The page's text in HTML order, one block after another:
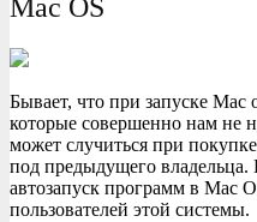
Mac OS
Бывает, что при запуске
которые совершенно нам не
может случиться при
под предыдущего владельца.
автозапуск программ в Mac
пользователей этой системы.